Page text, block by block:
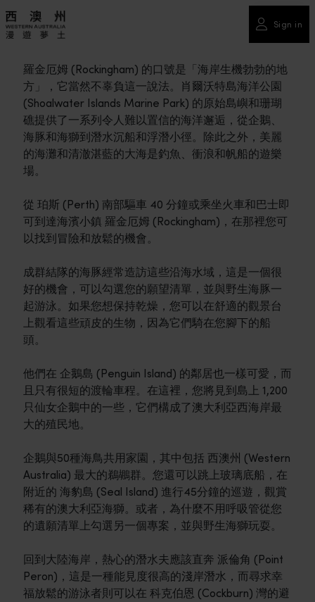
Sign in
羅金厄姆 (Rockingham) 的口號是「海岸生機勃勃的地
方」，它當然不辜負這一說法。肖爾沃特島海洋公園
(Shoalwater Islands Marine Park) 的原始島嶼和珊瑚
礁提供了一系列令人難以置信的海洋邂逅，從企鵝、
海豚和海獅到潛水沉船和浮潛小徑。除此之外，美麗
的海灘和清澈湛藍的大海是釣魚、衝浪和帆船的遊樂
場。
從 珀斯 (Perth) 南部驅車 40 分鐘或乘坐火車和巴士即
可到達海濱小鎮 羅金厄姆 (Rockingham)，在那裡您可
以找到冒險和放鬆的機會。
成群結隊的海豚經常造訪這些沿海水域，這是一個很
好的機會，可以勾選您的願望清單，並與野生海豚一
起游泳。如果您想保持乾燥，您可以在舒適的觀景台
上觀看這些頑皮的生物，因為它們騎在您腳下的船
頭。
他們在 企鵝島 (Penguin Island) 的鄰居也一樣可愛，而
且只有很短的渡輪車程。在這裡，您將見到島上 1,200
只仙女企鵝中的一些，它們構成了澳大利亞西海岸最
大的殖民地。
企鵝與50種海鳥共用家園，其中包括 西澳州 (Western
Australia) 最大的鵜鶘群。您還可以跳上玻璃底船，在
附近的 海豹島 (Seal Island) 進行45分鐘的巡遊，觀賞
稀有的澳大利亞海獅。或者，為什麼不用呼吸管從您
的遺願清單上勾選另一個專案，並與野生海獅玩耍。
回到大陸海岸，熱心的潛水夫應該直奔 派倫角 (Point
Peron)，這是一種能見度很高的淺岸潛水，而尋求幸
福放鬆的游泳者則可以在 科克伯恩 (Cockburn) 灣的避